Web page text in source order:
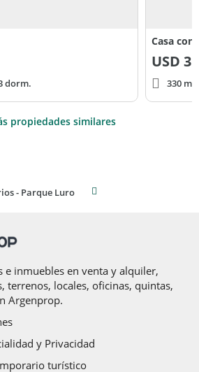
dorm.
USD
330
propiedades similares
- Parque Luro
e inmuebles en venta y alquiler,
terrenos, locales, oficinas, quintas,
Argenprop.
y Privacidad
turístico